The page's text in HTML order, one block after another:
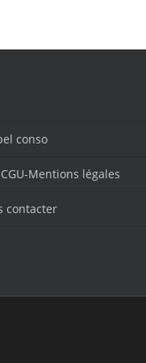
conso
CGU-Mentions légales
contacter